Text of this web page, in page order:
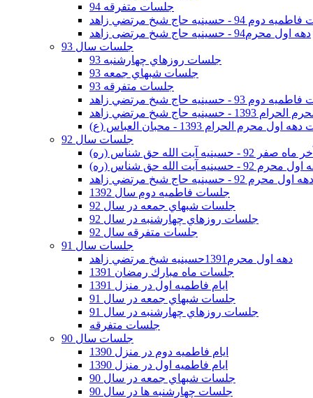
جلسات متفرقه 94
94 - حسينيه حاج شيخ مرتضي زاهد
دهه اول محرم94 - حسینیه حاج شیخ مرتضی زاهد
جلسات سال 93
جلسات روزهاي چهارشنبه 93
جلسات شبهاي جمعه 93
جلسات متفرقه 93
93 - حسينيه حاج شيخ مرتضي زاهد
حاج شيخ مرتضي زاهد
محرم الحرام 1393 - محبان العباس (ع)
جلسات سال 92
92 - حسينيه آيت الله حق شناس (ره)
92 - حسينيه آيت الله حق شناس (ره)
دهه اول محرم 92 - حسينيه حاج شيخ مرتضي زاهد
جلسات فاطميه دوم سال 1392
جلسات شبهاي جمعه در سال 92
جلسات روزهاي چهارشنبه در سال 92
جلسات متفرقه سال 92
جلسات سال 91
دهه اول محرم1391حسينيه شيخ مرتضي زاهد
جلسات ماه مبارك رمضان 1391
ايام فاطميه اول در منزل 1391
جلسات شبهاي جمعه در سال 91
جلسات روزهاي چهارشنبه در سال 91
جلسات متفرقه
جلسات سال 90
ایام فاطمیه دوم در منزل 1390
ایام فاطمیه اول در منزل 1390
جلسات شبهاي جمعه در سال 90
جلسات چهارشنبه ها در سال 90